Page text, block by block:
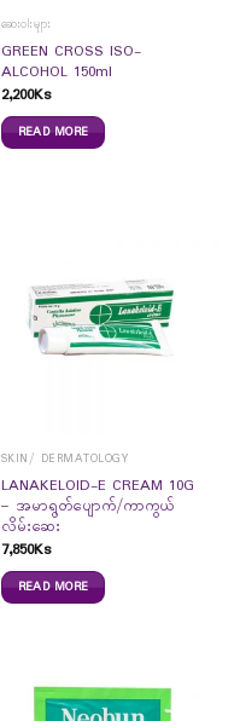
ဆေးဝါးများ
GREEN CROSS ISO-
ALCOHOL 150ml
2,200Ks
READ MORE
SKIN/ DERMATOLOGY
LANAKELOID-E CREAM 10G
– အမာရွတ်ပျောက်/ကာကွယ်
လိမ်းဆေး
7,850Ks
READ MORE